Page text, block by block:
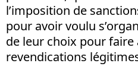
l’imposition de
pour avoir voulu
de leur choix pour
revendications